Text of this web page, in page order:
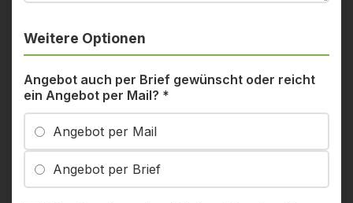
Weitere Optionen
Angebot auch per Brief gewünscht oder reicht
ein Angebot per Mail? *
Angebot per Mail
Angebot per Brief